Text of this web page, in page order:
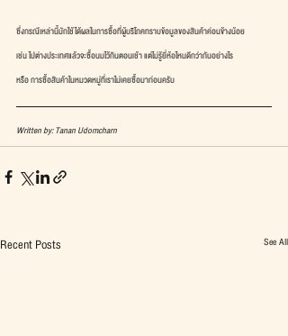
ซึ่งกรณีเหล่านี้มักใช้ได้ผลในการซื้อที่ผู้บริโภคทราบข้อมูลของสินค้าค่อนข้างน้อย
เช่น ไปต่างประเทศแล้วจะซื้อนมไว้กินตอนเช้า แต่ไม่รู้ยี่ห้อไหนดีกว่ากันอย่างไร
หรือ การซื้อสินค้าในหมวดหมู่ที่เราไม่เคยซื้อมาก่อนครับ
Written by: Tanan Udomcharn
Recent Posts See All